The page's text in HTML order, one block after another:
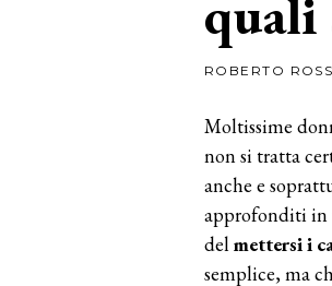
quali
ROBERTO
Moltissime
non si tratta
anche e
approfonditi in
del mettersi i
semplice, ma